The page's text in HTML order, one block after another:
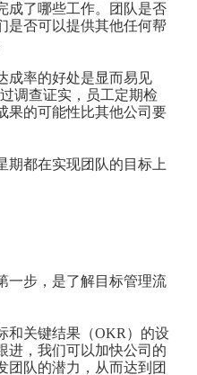
成了哪些工作。团队是否
是否可以提供其他任何帮
成率的好处是显而易见
调查证实，员工定期检
果的可能性比其他公司要
期都在实现团队的目标上
一步，是了解目标管理流
和关键结果（OKR）的设
进，我们可以加快公司的
团队的潜力，从而达到团